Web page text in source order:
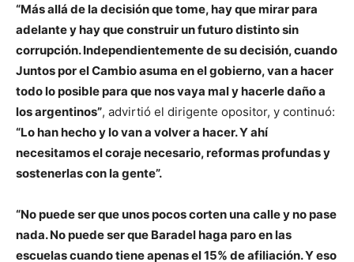
“Más allá de la decisión que tome, hay que mirar para
adelante y hay que construir un futuro distinto sin
corrupción. Independientemente de su decisión, cuando
Juntos por el Cambio asuma en el gobierno, van a hacer
todo lo posible para que nos vaya mal y hacerle daño a
los argentinos”, advirtió el dirigente opositor, y continuó:
“Lo han hecho y lo van a volver a hacer. Y ahí
necesitamos el coraje necesario, reformas profundas y
sostenerlas con la gente”.
“No puede ser que unos pocos corten una calle y no pase
nada. No puede ser que Baradel haga paro en las
escuelas cuando tiene apenas el 15% de afiliación. Y eso